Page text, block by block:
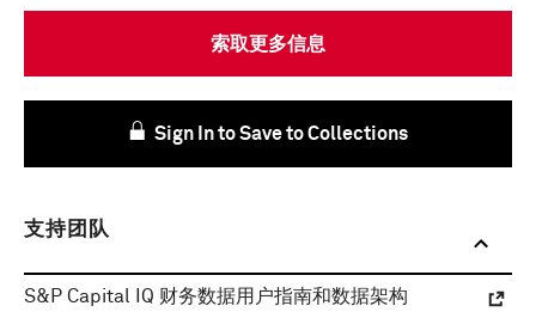
索取更多信息
Sign In to Save to Collections
支持团队
S&P Capital IQ 财务数据用户指南和数据架构